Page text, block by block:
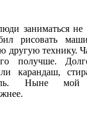
заниматься
рисовать
другую технику.
получше.
карандаш,
Ныне мой